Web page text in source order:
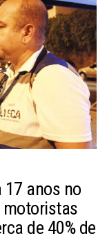
17 anos no
motoristas
de 40% de